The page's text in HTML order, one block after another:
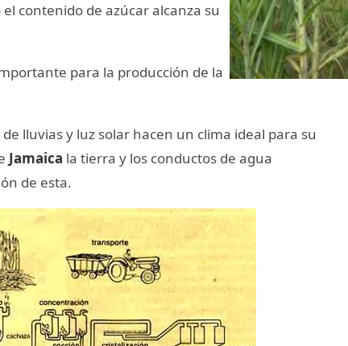
contenido de azúcar alcanza su
para la producción de la
lluvias y luz solar hacen un clima ideal para su
Jamaica la tierra y los conductos de agua
de esta.